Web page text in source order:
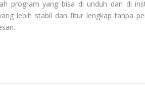
program yang bisa di unduh dan di
lebih stabil dan fitur lengkap tanpa
.